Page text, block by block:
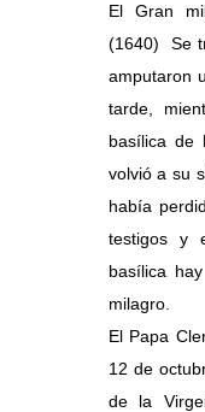
El Gran
(1640) Se
amputaron
tarde,
basílica de
volvió a su
había
testigos y
basílica
milagro.
El Papa
12 de
de la